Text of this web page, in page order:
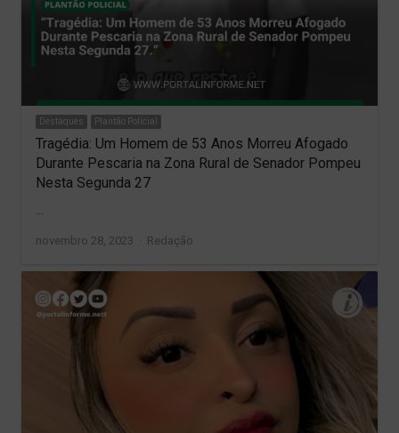
Destaques Plantão Policial
Tragédia: Um Homem de 53 Anos Morreu Afogado
Durante Pescaria na Zona Rural de Senador Pompeu
Nesta Segunda 27
novembro 28, 2023 Author
Redação